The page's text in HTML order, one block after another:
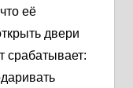
её
двери
срабатывает: